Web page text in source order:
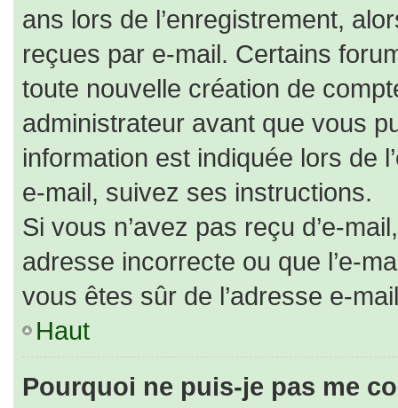
ans lors de l’enregistrement,
reçues par e-mail. Certains
toute nouvelle création de
administrateur avant que vous
information est indiquée lors de
e-mail, suivez ses instructions.
Si vous n’avez pas reçu d’e-
adresse incorrecte ou que l’e-
vous êtes sûr de l’adresse e-
Haut
Pourquoi ne puis-je pas me